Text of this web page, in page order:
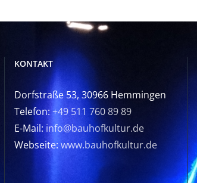
KONTAKT
Dorfstraße 53, 30966 Hemmingen
Telefon: +49 511 760 89 89
E-Mail: info@bauhofkultur.de
Webseite: www.bauhofkultur.de